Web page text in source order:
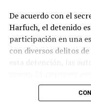
De acuerdo con el
Harfuch, el detenido
participación en una
con diversos delitos
esta detención, las
relacionadas con el